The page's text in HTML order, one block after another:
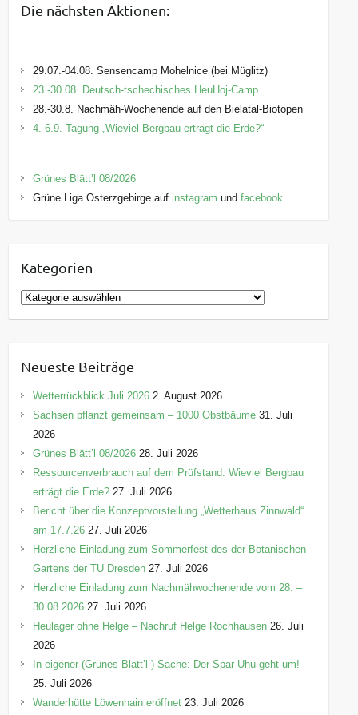
Die nächsten Aktionen:
29.07.-04.08. Sensencamp Mohelnice (bei Müglitz)
23.-30.08. Deutsch-tschechisches HeuHoj-Camp
28.-30.8. Nachmäh-Wochenende auf den Bielatal-Biotopen
4.-6.9. Tagung „Wieviel Bergbau erträgt die Erde?“
Grünes Blätt’l 08/2026
Grüne Liga Osterzgebirge auf instagram undfacebook
Kategorien
K
a
g
o
r
e
n
Neueste Beiträge
Wetterrückblick Juli 2026 2. August 2026
Sachsen pflanzt gemeinsam – 1000 Obstbäume 31. Juli
2026
Grünes Blätt’l 08/2026 28. Juli 2026
Ressourcenverbrauch auf dem Prüfstand: Wieviel Bergbau
erträgt die Erde? 27. Juli 2026
Bericht über die Konzeptvorstellung „Wetterhaus Zinnwald“
am 17.7.26 27. Juli 2026
Herzliche Einladung zum Sommerfest des der Botanischen
Gartens der TU Dresden 27. Juli 2026
Herzliche Einladung zum Nachmähwochenende vom 28. –
30.08.2026 27. Juli 2026
Heulager ohne Helge – Nachruf Helge Rochhausen 26. Juli
2026
In eigener (Grünes-Blätt’l-) Sache: Der Spar-Uhu geht um!
25. Juli 2026
Wanderhütte Löwenhain eröffnet 23. Juli 2026